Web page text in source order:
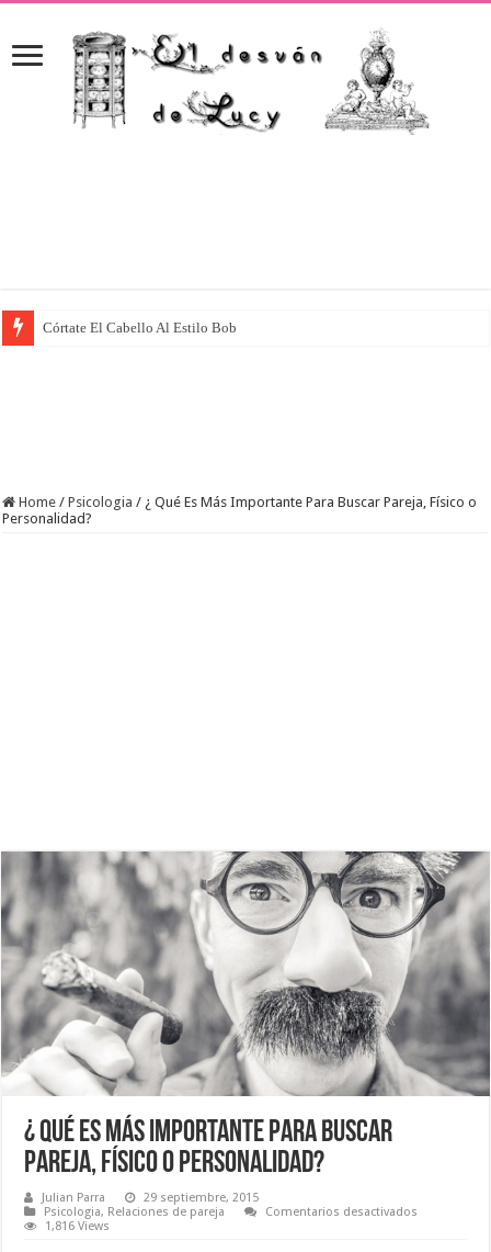
Córtate El Cabello Al Estilo Bob
Home / Psicologia / ¿ Qué Es Más Importante Para Buscar Pareja, Físico o
Personalidad?
¿ Qué Es Más Importante Para Buscar
Pareja, Físico o Personalidad?
Julian Parra
29 septiembre, 2015
Psicologia, Relaciones de pareja Comentarios desactivados
1,816 Views